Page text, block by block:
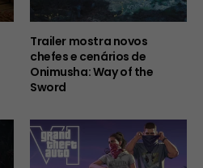
Trailer mostra novos
chefes e cenários de
Onimusha: Way of the
Sword